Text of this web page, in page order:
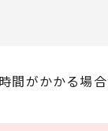
がかかる場合